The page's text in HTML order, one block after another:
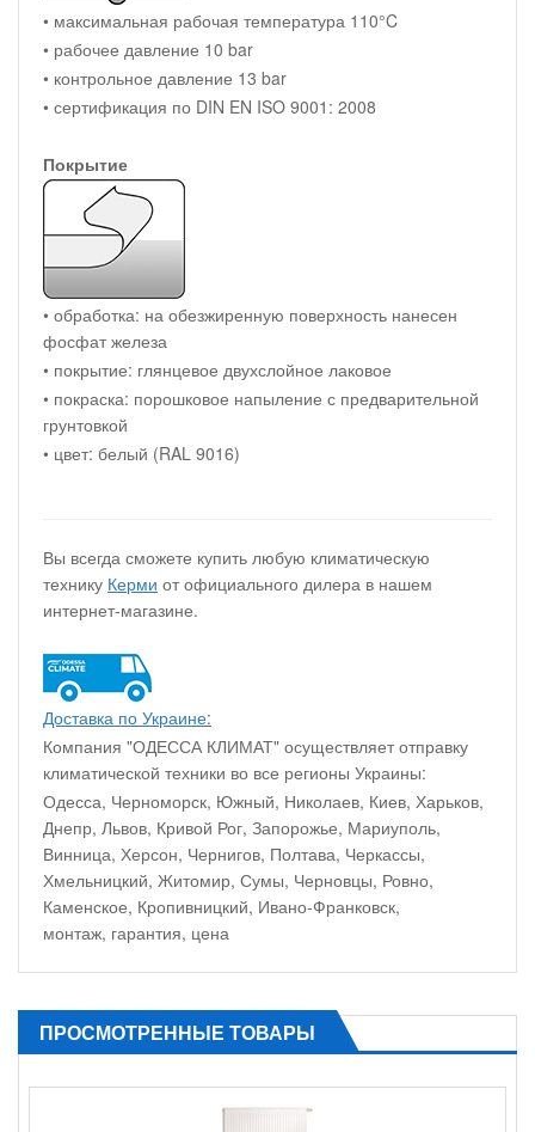
• максимальная рабочая температура 110°C
• рабочее давление 10 bar
• контрольное давление 13 bar
• сертификация по DIN EN ISO 9001: 2008
Покрытие
• обработка: на обезжиренную поверхность нанесен
фосфат железа
• покрытие: глянцевое двухслойное лаковое
• покраска: порошковое напыление с предварительной
грунтовкой
• цвет: белый (RAL 9016)
Вы всегда сможете купить любую климатическую
технику Керми от официального дилера в нашем
интернет-магазине.
Доставка по Украине:
Компания "ОДЕССА КЛИМАТ" осуществляет отправку
климатической техники во все регионы Украины:
Одесса, Черноморск, Южный, Николаев, Киев, Харьков,
Днепр, Львов, Кривой Рог, Запорожье, Мариуполь,
Винница, Херсон, Чернигов, Полтава, Черкассы,
Хмельницкий, Житомир, Сумы, Черновцы, Ровно,
Каменское, Кропивницкий, Ивано-Франковск,
монтаж, гарантия, цена
ПРОСМОТРЕННЫЕ ТОВАРЫ